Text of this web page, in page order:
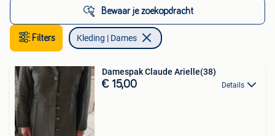
Bewaar je zoekopdracht
Filters Kleding | Dames
Damespak Claude Arielle(38)
€ 15,00 Details